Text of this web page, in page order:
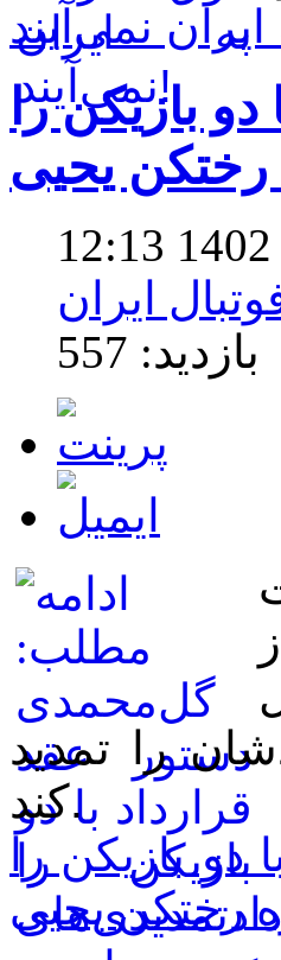
بازیکن را
ایران
بازدید: 557
را تمدید
کند.
بازیکن را